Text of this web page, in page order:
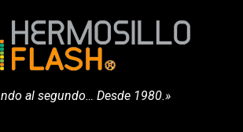
al segundo… Desde 1980.»